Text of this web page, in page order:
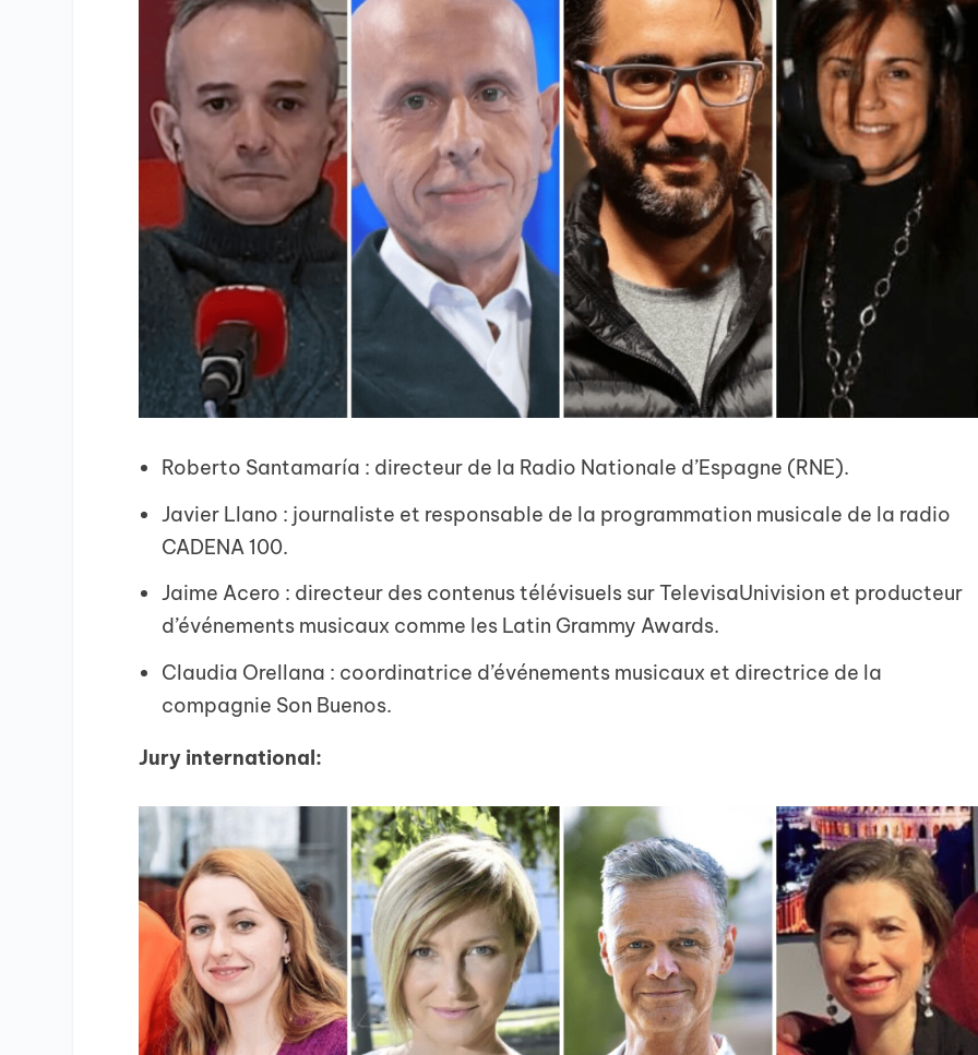
Roberto Santamaría : directeur de la Radio Nationale d’Espagne (RNE).
Javier Llano : journaliste et responsable de la programmation musicale de la radio
CADENA 100.
Jaime Acero : directeur des contenus télévisuels sur TelevisaUnivision et producteur
d’événements musicaux comme les Latin Grammy Awards.
Claudia Orellana : coordinatrice d’événements musicaux et directrice de la
compagnie Son Buenos.
Jury international: